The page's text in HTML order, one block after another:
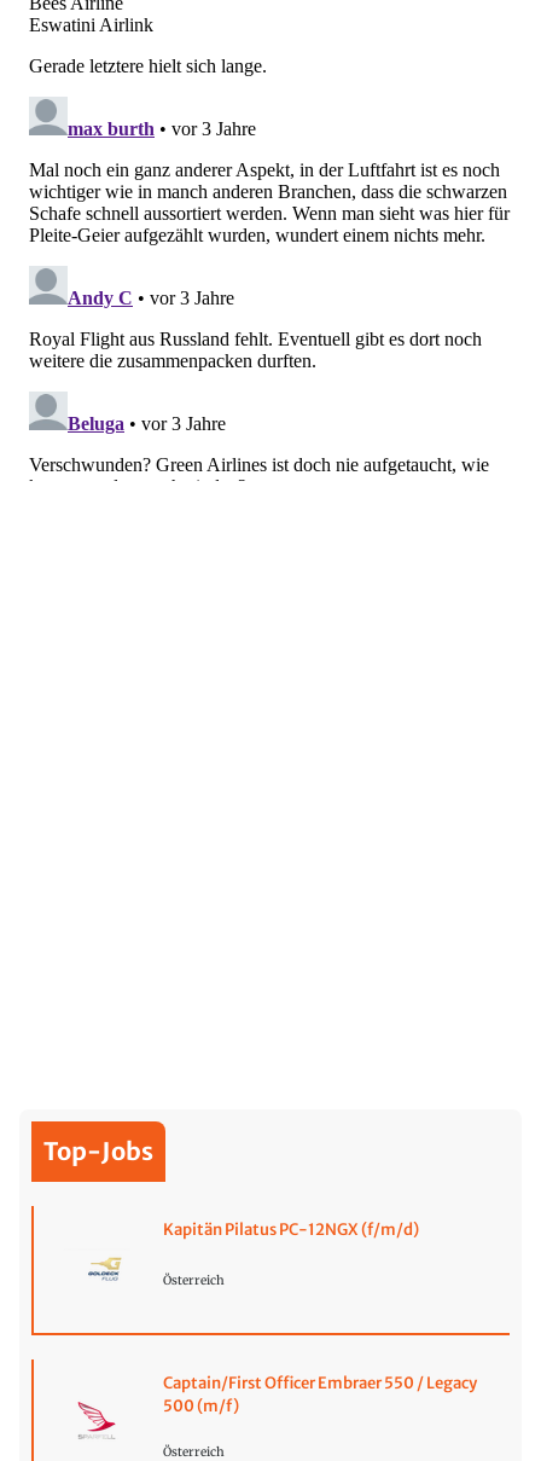
Top-Jobs
Kapitän Pilatus PC-12NGX (f/m/d)
Österreich
Captain/First Officer Embraer 550 / Legacy
500 (m/f)
Österreich